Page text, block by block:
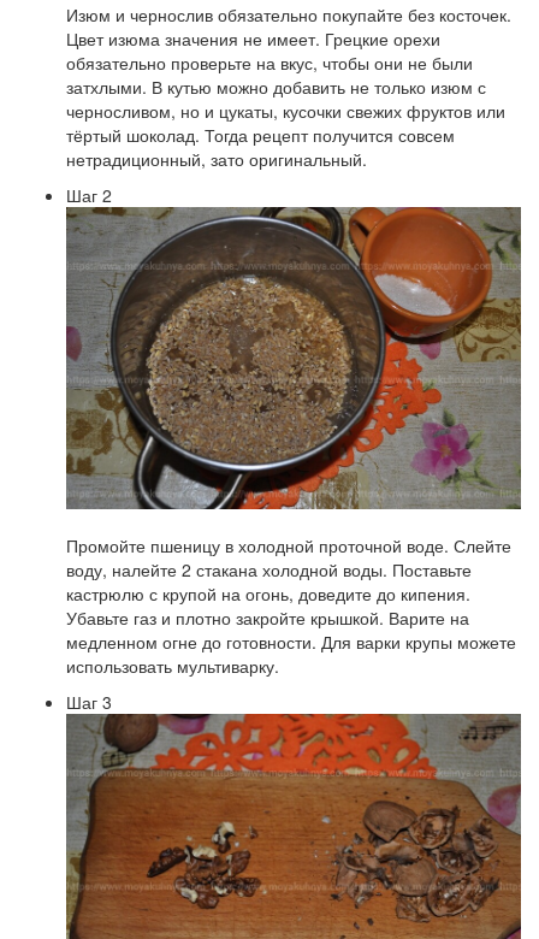
Изюм и чернослив обязательно покупайте без косточек.
Цвет изюма значения не имеет. Грецкие орехи
обязательно проверьте на вкус, чтобы они не были
затхлыми. В кутью можно добавить не только изюм с
черносливом, но и цукаты, кусочки свежих фруктов или
тёртый шоколад. Тогда рецепт получится совсем
нетрадиционный, зато оригинальный.
Шаг 2
Промойте пшеницу в холодной проточной воде. Слейте
воду, налейте 2 стакана холодной воды. Поставьте
кастрюлю с крупой на огонь, доведите до кипения.
Убавьте газ и плотно закройте крышкой. Варите на
медленном огне до готовности. Для варки крупы можете
использовать мультиварку.
Шаг 3